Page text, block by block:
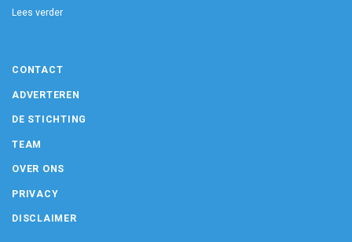
Lees verder
CONTACT
ADVERTEREN
DE STICHTING
TEAM
OVER ONS
PRIVACY
DISCLAIMER